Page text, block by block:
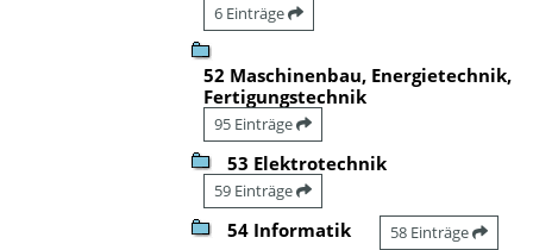
6 Einträge
52 Maschinenbau, Energietechnik,
Fertigungstechnik
95 Einträge
53 Elektrotechnik
59 Einträge
54 Informatik 58 Einträge